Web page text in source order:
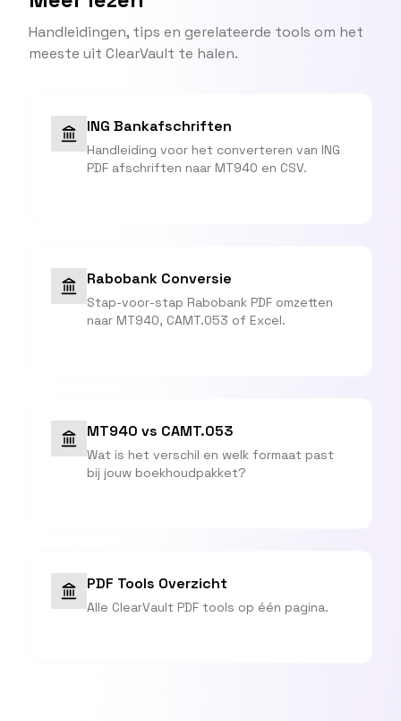
Handleidingen, tips en gerelateerde tools om het
meeste uit ClearVault te halen.
ING Bankafschriften
Handleiding voor het converteren van ING
PDF afschriften naar MT940 en CSV.
Rabobank Conversie
Stap-voor-stap Rabobank PDF omzetten
naar MT940, CAMT.053 of Excel.
MT940 vs CAMT.053
Wat is het verschil en welk formaat past
bij jouw boekhoudpakket?
PDF Tools Overzicht
Alle ClearVault PDF tools op één pagina.